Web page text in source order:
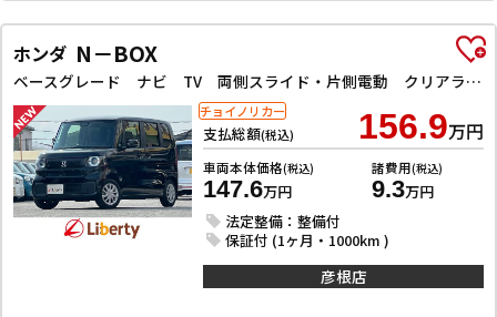
ホンダ N－BOX
ベースグレード ナビ TV 両側スライド・片側電動 クリアランスソナー オートクルーズコントロール レーンアシスト 衝突被害軽減システム オートライト LEDヘッドランプ スマートキー
支払総額(税込) 156.9万円
車両本体価格(税込)
147.6万円
諸費用(税込)
9.3万円
法定整備：整備付
保証付 (1ヶ月・1000km )
チョイノリカー
彦根店